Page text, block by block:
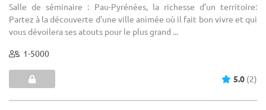
Salle de séminaire : Pau-Pyrénées, la richesse d’un territoire:
Partez à la découverte d’une ville animée où il fait bon vivre et qui
vous dévoilera ses atouts pour le plus grand ...
1-5000
5.0 (2)